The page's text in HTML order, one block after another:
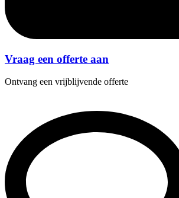
Vraag een offerte aan
Ontvang een vrijblijvende offerte